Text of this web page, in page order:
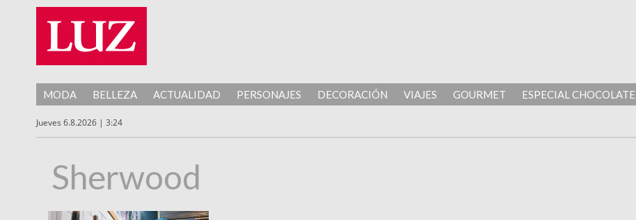
MODA BELLEZA ACTUALIDAD PERSONAJES DECORACIÓN VIAJES GOURMET ESPECIAL CHOCOLATE
Jueves 6.8.2026 | 3:24
Sherwood